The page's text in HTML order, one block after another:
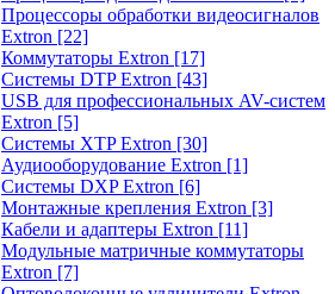
Процессоры обработки видеосигналов
Extron [22]
Коммутаторы Extron [17]
Системы DTP Extron [43]
USB для профессиональных AV-систем
Extron [5]
Системы XTP Extron [30]
Аудиооборудование Extron [1]
Системы DXP Extron [6]
Монтажные крепления Extron [3]
Кабели и адаптеры Extron [11]
Модульные матричные коммутаторы
Extron [7]